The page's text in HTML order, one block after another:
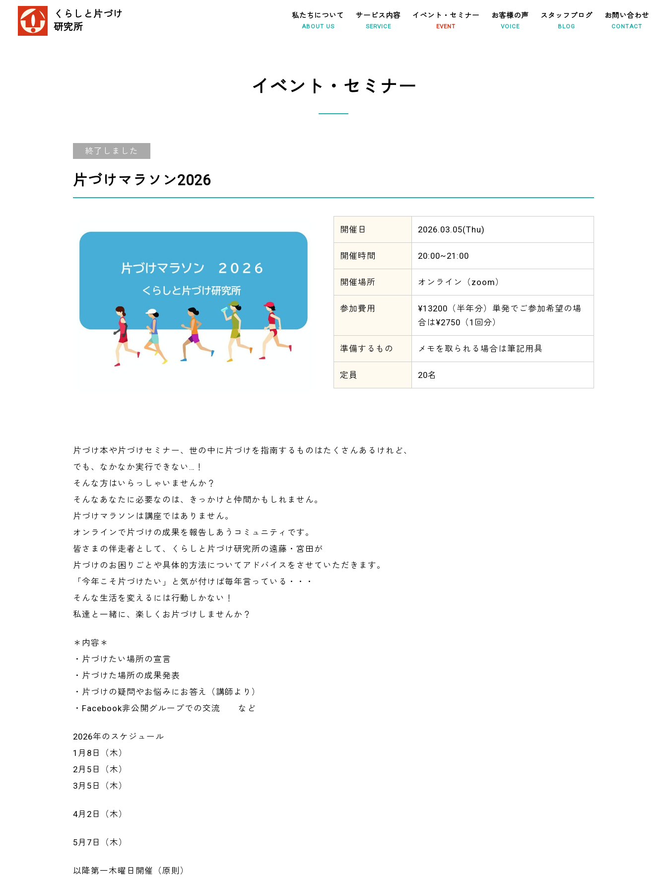
くらしと片づけ
研究所
私たちについて
ABOUT US
サービス内容
SERVICE
イベント・セミナー
EVENT
お客様の声
VOICE
スタッフブログ
BLOG
お問い合わせ
CONTACT
イベント・セミナー
終了しました
片づけマラソン2026
開催日 2026.03.05(Thu)
開催時間 20:00~21:00
開催場所 オンライン（zoom）
参加費用
¥13200（半年分）単発でご参加希望の場
合は¥2750（1回分）
準備するもの メモを取られる場合は筆記用具
定員 20名
片づけ本や片づけセミナー、世の中に片づけを指南するものはたくさんあるけれど、
でも、なかなか実行できない…！
そんな方はいらっしゃいませんか？
そんなあなたに必要なのは、きっかけと仲間かもしれません。
片づけマラソンは講座ではありません。
オンラインで片づけの成果を報告しあうコミュニティです。
皆さまの伴走者として、くらしと片づけ研究所の遠藤・宮田が
片づけのお困りごとや具体的方法についてアドバイスをさせていただきます。
「今年こそ片づけたい」と気が付けば毎年言っている・・・
そんな生活を変えるには行動しかない！
私達と一緒に、楽しくお片づけしませんか？
＊内容＊
・片づけたい場所の宣言
・片づけた場所の成果発表
・片づけの疑問やお悩みにお答え（講師より）
・Facebook非公開グループでの交流 など
2026年のスケジュール
1月8日（木）
2月5日（木）
3月5日（木）
4月2日（木）
5月7日（木）
以降第一木曜日開催（原則）